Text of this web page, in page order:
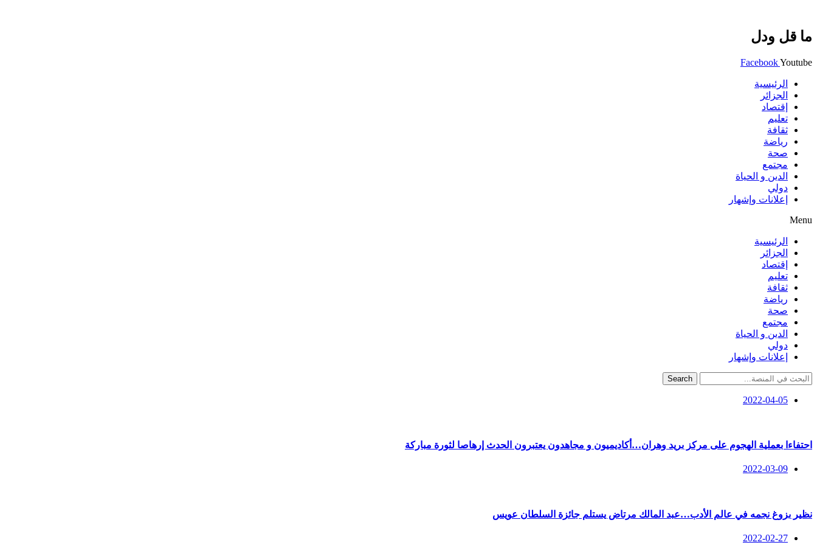
ما قل ودل
FacebookYoutube
الرئيسية
الجزائر
إقتصاد
تعليم
ثقافة
رياضة
صحة
مجتمع
الدين و الحياة
دولي
إعلانات وإشهار
Menu
الرئيسية
الجزائر
إقتصاد
تعليم
ثقافة
رياضة
صحة
مجتمع
الدين و الحياة
دولي
إعلانات وإشهار
Search
2022-04-05
احتفاءا بعملية الهجوم على مركز بريد وهران…أكاديميون و مجاهدون يعتبرون الحدث إرهاصا لثورة مباركة
2022-03-09
نظير بزوغ نجمه في عالم الأدب…عبد المالك مرتاض يستلم جائزة السلطان عويس
2022-02-27